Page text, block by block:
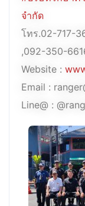
จำกัด
โทร.02-717-
,092-350-
Website :
Email :
Line@ :